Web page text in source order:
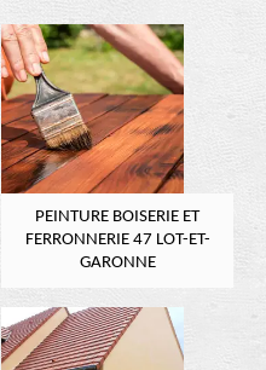
PEINTURE BOISERIE ET
FERRONNERIE 47 LOT-ET-
GARONNE